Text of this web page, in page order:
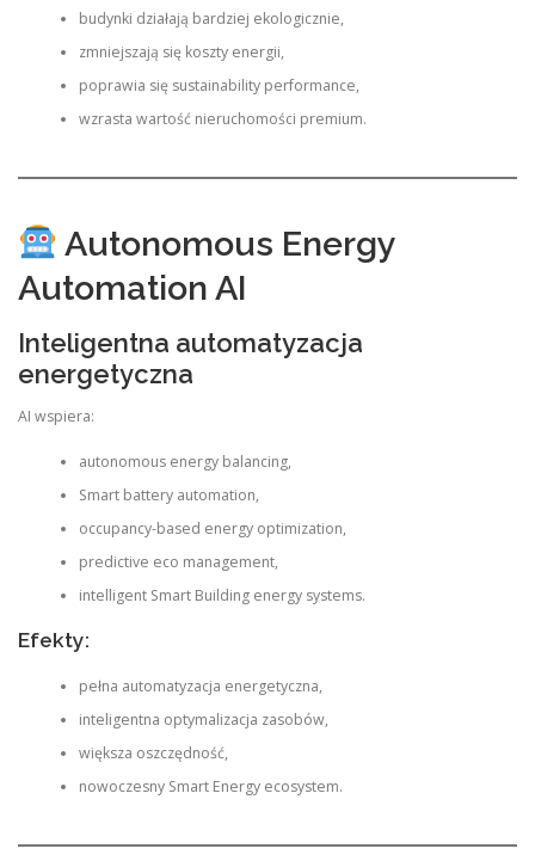
budynki działają bardziej ekologicznie,
zmniejszają się koszty energii,
poprawia się sustainability performance,
wzrasta wartość nieruchomości premium.
Autonomous Energy
Automation AI
Inteligentna automatyzacja
energetyczna
AI wspiera:
autonomous energy balancing,
Smart battery automation,
occupancy-based energy optimization,
predictive eco management,
intelligent Smart Building energy systems.
Efekty:
pełna automatyzacja energetyczna,
inteligentna optymalizacja zasobów,
większa oszczędność,
nowoczesny Smart Energy ecosystem.